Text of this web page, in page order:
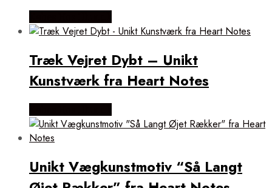
Træk Vejret Dybt – Unikt
Kunstværk fra Heart Notes
Unikt Vægkunstmotiv “Så Langt